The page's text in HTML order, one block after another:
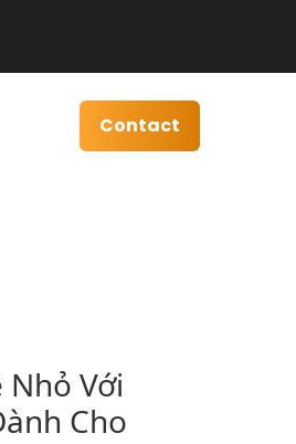
Contact
Nhỏ Với
Cho